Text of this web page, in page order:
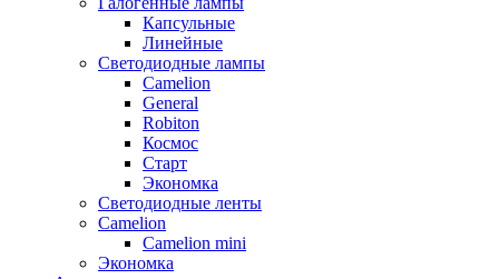
Капсульные
Линейные
Светодиодные лампы
Camelion
General
Robiton
Космос
Старт
Экономка
Светодиодные ленты
Camelion
Camelion mini
Экономка